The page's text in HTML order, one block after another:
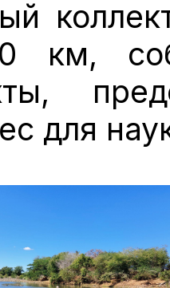
км,
для